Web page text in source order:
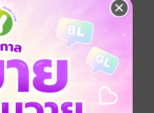
แชร์
interactive media